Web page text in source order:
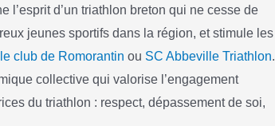
l’esprit d’un triathlon breton qui ne cesse de
jeunes sportifs dans la région, et stimule les
le club de Romorantin ou SC Abbeville Triathlon.
collective qui valorise l’engagement
du triathlon : respect, dépassement de soi,